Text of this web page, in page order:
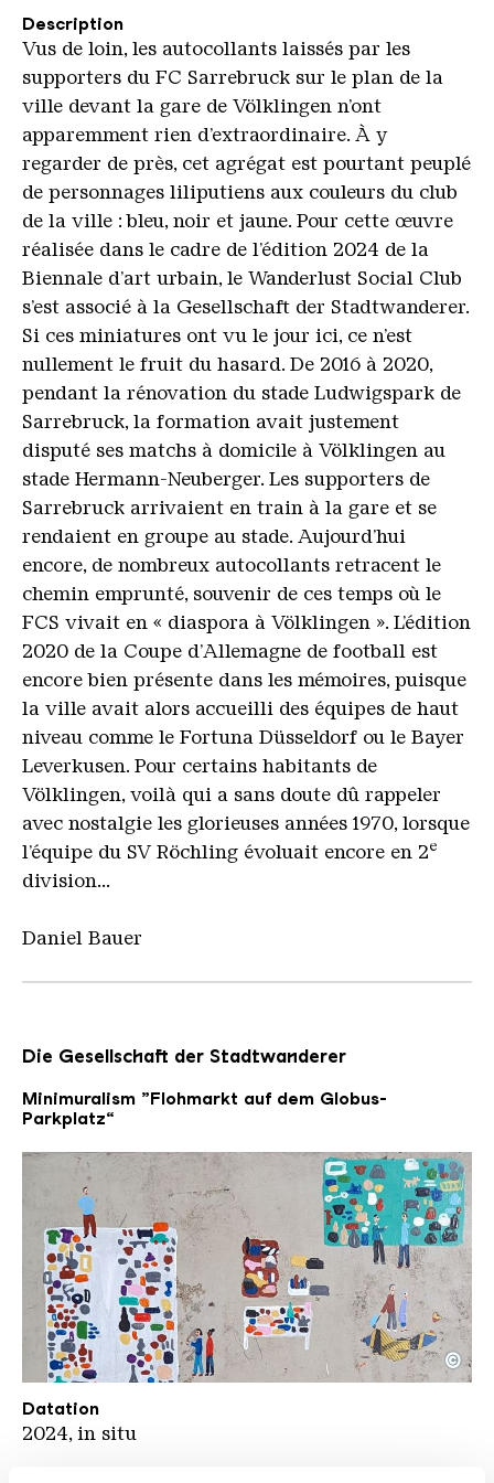
Description
Vus de loin, les autocollants laissés par les
supporters du FC Sarrebruck sur le plan de la
ville devant la gare de Völklingen n’ont
apparemment rien d’extraordinaire. À y
regarder de près, cet agrégat est pourtant peuplé
de personnages liliputiens aux couleurs du club
de la ville : bleu, noir et jaune. Pour cette œuvre
réalisée dans le cadre de l’édition 2024 de la
Biennale d’art urbain, le Wanderlust Social Club
s’est associé à la Gesellschaft der Stadtwanderer.
Si ces miniatures ont vu le jour ici, ce n’est
nullement le fruit du hasard. De 2016 à 2020,
pendant la rénovation du stade Ludwigspark de
Sarrebruck, la formation avait justement
disputé ses matchs à domicile à Völklingen au
stade Hermann-Neuberger. Les supporters de
Sarrebruck arrivaient en train à la gare et se
rendaient en groupe au stade. Aujourd’hui
encore, de nombreux autocollants retracent le
chemin emprunté, souvenir de ces temps où le
FCS vivait en « diaspora à Völklingen ». L’édition
2020 de la Coupe d’Allemagne de football est
encore bien présente dans les mémoires, puisque
la ville avait alors accueilli des équipes de haut
niveau comme le Fortuna Düsseldorf ou le Bayer
Leverkusen. Pour certains habitants de
Völklingen, voilà qui a sans doute dû rappeler
avec nostalgie les glorieuses années 1970, lorsque
l’équipe du SV Röchling évoluait encore en 2e
division...
Daniel Bauer
Die Gesellschaft der Stadtwanderer
Minimuralism „Flohmarkt auf dem Globus-
Parkplatz“
Wanderlust Flohmarkt kompr Detail
Copyright: Mathieu Tremblin
©
Datation
2024, in situ